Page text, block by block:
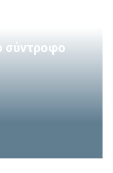
σύντροφο